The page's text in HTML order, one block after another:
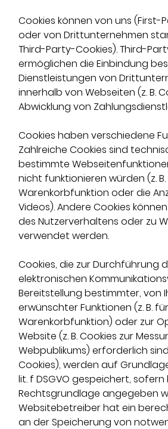
Cookies können von uns (First-
oder von Drittunternehmen
Third-Party-Cookies). Third-
ermöglichen die Einbindung
Dienstleistungen von
innerhalb von Webseiten (z. B.
Abwicklung von
Cookies haben verschiedene
Zahlreiche Cookies sind
bestimmte
nicht funktionieren würden (z. B.
Warenkorbfunktion oder die
Videos). Andere Cookies
des Nutzerverhaltens oder zu
verwendet werden.
Cookies, die zur Durchführung
elektronischen
Bereitstellung bestimmter, von
erwünschter Funktionen (z. B.
Warenkorbfunktion) oder zur
Website (z. B. Cookies zur
Webpublikums) erforderlich
Cookies), werden auf
lit. f DSGVO gespeichert,
Rechtsgrundlage angegeben
Websitebetreiber hat ein
an der Speicherung von